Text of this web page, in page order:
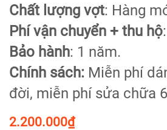
Chất lượng vợt: Hàng
Phí vận chuyển + thu hộ
Bảo hành: 1 năm.
Chính sách: Miễn phí
đời, miễn phí sửa chữa
₫
2.200.000